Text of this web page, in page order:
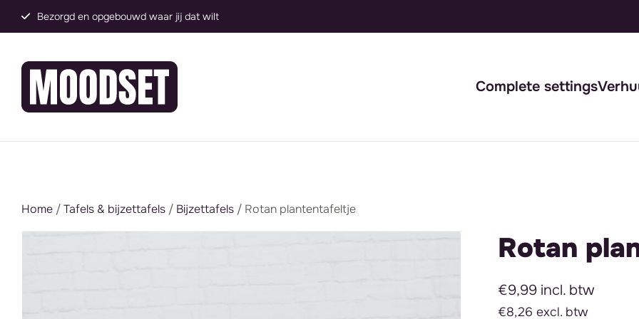
Groot assortiment, direct inzetbaar
Complete settings
Home /Tafels & bijzettafels / Bijzettafels / Rotan plantentafeltje
Rotan
€9,99 incl. btw
€8,26 excl. btw